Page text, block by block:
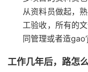
从资料员做起，
工验收，所有的
同管理或者造
工作几年后，路怎么